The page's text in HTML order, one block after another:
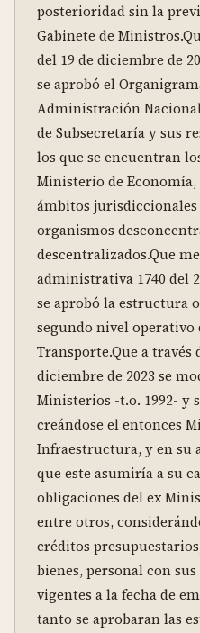
posterioridad sin la
Gabinete de
del 19 de diciembre de
se aprobó el
Administración
de Subsecretaría y sus
los que se encuentran
Ministerio de
ámbitos
organismos
descentralizados.Que
administrativa 1740 del
se aprobó la estructura
segundo nivel operativo
Transporte.Que a través
diciembre de 2023 se
Ministerios -t.o. 1992- y
creándose el entonces
Infraestructura, y en su
que este asumiría a su
obligaciones del ex
entre otros,
créditos
bienes, personal con
vigentes a la fecha de
tanto se aprobaran las